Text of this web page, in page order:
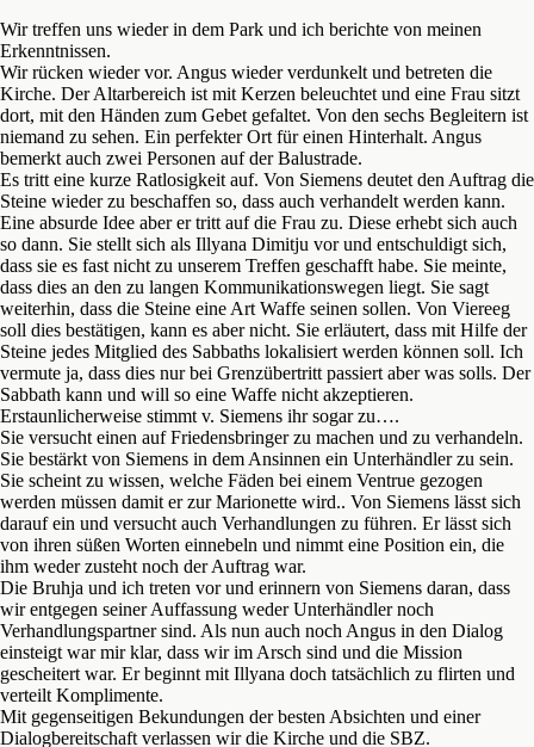
Wir treffen uns wieder in dem Park und ich berichte von meinen
Erkenntnissen.
Wir rücken wieder vor. Angus wieder verdunkelt und betreten die
Kirche. Der Altarbereich ist mit Kerzen beleuchtet und eine Frau sitzt
dort, mit den Händen zum Gebet gefaltet. Von den sechs Begleitern ist
niemand zu sehen. Ein perfekter Ort für einen Hinterhalt. Angus
bemerkt auch zwei Personen auf der Balustrade.
Es tritt eine kurze Ratlosigkeit auf. Von Siemens deutet den Auftrag die
Steine wieder zu beschaffen so, dass auch verhandelt werden kann.
Eine absurde Idee aber er tritt auf die Frau zu. Diese erhebt sich auch
so dann. Sie stellt sich als Illyana Dimitju vor und entschuldigt sich,
dass sie es fast nicht zu unserem Treffen geschafft habe. Sie meinte,
dass dies an den zu langen Kommunikationswegen liegt. Sie sagt
weiterhin, dass die Steine eine Art Waffe seinen sollen. Von Viereeg
soll dies bestätigen, kann es aber nicht. Sie erläutert, dass mit Hilfe der
Steine jedes Mitglied des Sabbaths lokalisiert werden können soll. Ich
vermute ja, dass dies nur bei Grenzübertritt passiert aber was solls. Der
Sabbath kann und will so eine Waffe nicht akzeptieren.
Erstaunlicherweise stimmt v. Siemens ihr sogar zu….
Sie versucht einen auf Friedensbringer zu machen und zu verhandeln.
Sie bestärkt von Siemens in dem Ansinnen ein Unterhändler zu sein.
Sie scheint zu wissen, welche Fäden bei einem Ventrue gezogen
werden müssen damit er zur Marionette wird.. Von Siemens lässt sich
darauf ein und versucht auch Verhandlungen zu führen. Er lässt sich
von ihren süßen Worten einnebeln und nimmt eine Position ein, die
ihm weder zusteht noch der Auftrag war.
Die Bruhja und ich treten vor und erinnern von Siemens daran, dass
wir entgegen seiner Auffassung weder Unterhändler noch
Verhandlungspartner sind. Als nun auch noch Angus in den Dialog
einsteigt war mir klar, dass wir im Arsch sind und die Mission
gescheitert war. Er beginnt mit Illyana doch tatsächlich zu flirten und
verteilt Komplimente.
Mit gegenseitigen Bekundungen der besten Absichten und einer
Dialogbereitschaft verlassen wir die Kirche und die SBZ.